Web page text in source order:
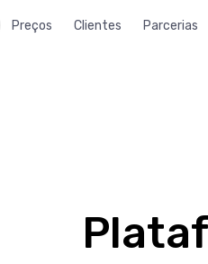
Preços Clientes Parcerias